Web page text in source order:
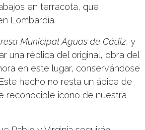
en terracota, que
Lombardía.
Municipal Aguas de Cádiz, y
una réplica del original, obra del
en este lugar, conservándose
hecho no resta un ápice de
reconocible icono de nuestra